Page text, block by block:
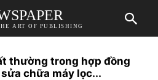
ART OF PUBLISHING
thường trong hợp đồng
chữa máy lọc...